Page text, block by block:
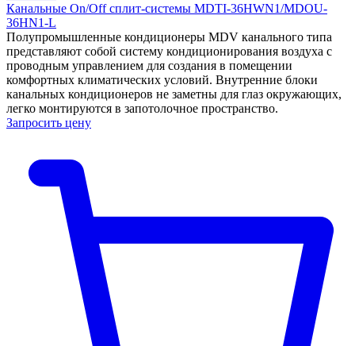
Канальные On/Off сплит-системы MDTI-36HWN1/MDOU-
36HN1-L
Полупромышленные кондиционеры MDV канального типа
представляют собой систему кондиционирования воздуха с
проводным управлением для создания в помещении
комфортных климатических условий. Внутренние блоки
канальных кондиционеров не заметны для глаз окружающих,
легко монтируются в запотолочное пространство.
Запросить цену